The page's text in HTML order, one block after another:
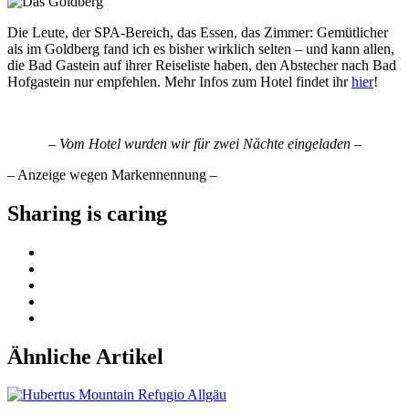
Die Leute, der SPA-Bereich, das Essen, das Zimmer: Gemütlicher
als im Goldberg fand ich es bisher wirklich selten – und kann allen,
die Bad Gastein auf ihrer Reiseliste haben, den Abstecher nach Bad
Hofgastein nur empfehlen. Mehr Infos zum Hotel findet ihrhier!
– Vom Hotel wurden wir für zwei Nächte eingeladen –
– Anzeige wegen Markennennung –
Sharing is caring
Ähnliche Artikel